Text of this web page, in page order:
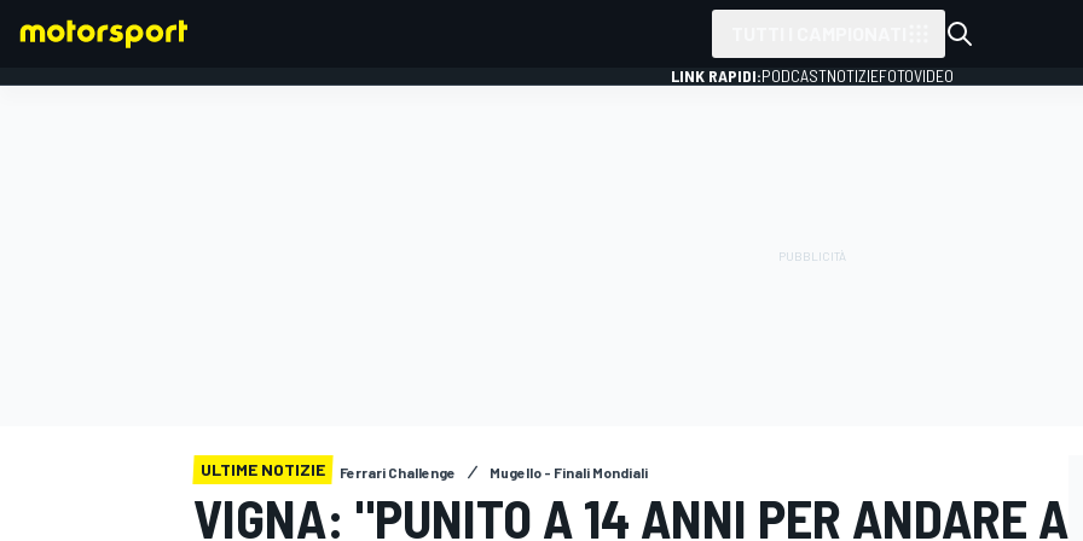
LINK RAPIDI:PODCASTNOTIZIEFOTOVIDEO
ULTIME NOTIZIE Ferrari Challenge Mugello - Finali Mondiali
VIGNA: "PUNITO A 14 ANNI PER ANDARE A